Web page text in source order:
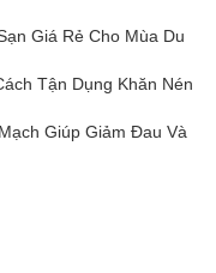
Giá Rẻ Cho Mùa Du
Tận Dụng Khăn Nén
Giúp Giảm Đau Và